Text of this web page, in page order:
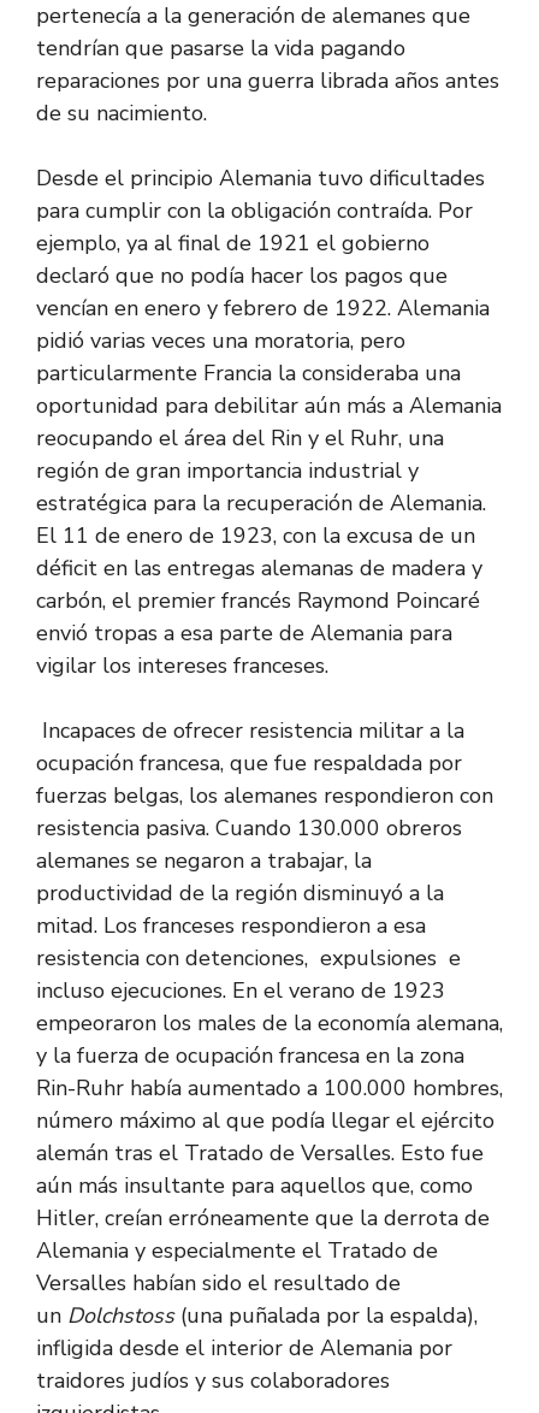
pertenecía a la generación de alemanes que
tendrían que pasarse la vida pagando
reparaciones por una guerra librada años antes
de su nacimiento.
Desde el principio Alemania tuvo dificultades
para cumplir con la obligación contraída. Por
ejemplo, ya al final de 1921 el gobierno
declaró que no podía hacer los pagos que
vencían en enero y febrero de 1922. Alemania
pidió varias veces una moratoria, pero
particularmente Francia la consideraba una
oportunidad para debilitar aún más a Alemania
reocupando el área del Rin y el Ruhr, una
región de gran importancia industrial y
estratégica para la recuperación de Alemania.
El 11 de enero de 1923, con la excusa de un
déficit en las entregas alemanas de madera y
carbón, el premier francés Raymond Poincaré
envió tropas a esa parte de Alemania para
vigilar los intereses franceses.
Incapaces de ofrecer resistencia militar a la
ocupación francesa, que fue respaldada por
fuerzas belgas, los alemanes respondieron con
resistencia pasiva. Cuando 130.000 obreros
alemanes se negaron a trabajar, la
productividad de la región disminuyó a la
mitad. Los franceses respondieron a esa
resistencia con detenciones, expulsiones e
incluso ejecuciones. En el verano de 1923
empeoraron los males de la economía alemana,
y la fuerza de ocupación francesa en la zona
Rin-Ruhr había aumentado a 100.000 hombres,
número máximo al que podía llegar el ejército
alemán tras el Tratado de Versalles. Esto fue
aún más insultante para aquellos que, como
Hitler, creían erróneamente que la derrota de
Alemania y especialmente el Tratado de
Versalles habían sido el resultado de
un Dolchstoss(una puñalada por la espalda),
infligida desde el interior de Alemania por
traidores judíos y sus colaboradores